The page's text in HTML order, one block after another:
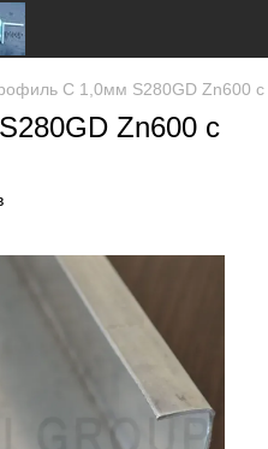
C 1,0мм S280GD Zn600 с
Zn600 с